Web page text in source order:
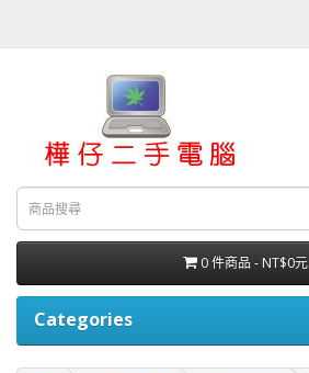
0 件商品 - NT$0元
Categories